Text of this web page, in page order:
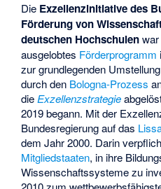
Die Exzellenzinitiative des
Förderung von
deutschen Hochschulen
ausgelobtes Förderprogramm
zur grundlegenden
durch den Bologna-Prozess
dieExzellenzstrategie
2019 begann. Mit der
Bundesregierung auf das
dem Jahr 2000. Darin
Mitgliedstaaten, in ihre
Wissenschaftssysteme zu